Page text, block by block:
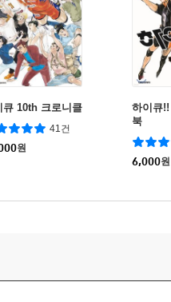
큐 10th 크로니클
41건
원
하이큐
북
6,000원